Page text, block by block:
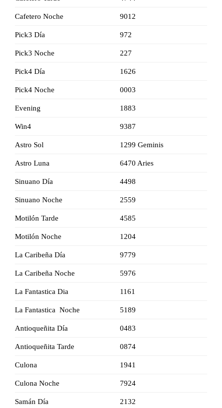
Cafetero Noche 9012
Pick3 Día 972
Pick3 Noche 227
Pick4 Día 1626
Pick4 Noche 0003
Evening 1883
Win4 9387
Astro Sol 1299 Geminis
Astro Luna 6470 Aries
Sinuano Día 4498
Sinuano Noche 2559
Motilón Tarde 4585
Motilón Noche 1204
La Caribeña Día 9779
La Caribeña Noche 5976
La Fantastica Dia 1161
La Fantastica Noche 5189
Antioqueñita Día 0483
Antioqueñita Tarde 0874
Culona 1941
Culona Noche 7924
Samán Día 2132